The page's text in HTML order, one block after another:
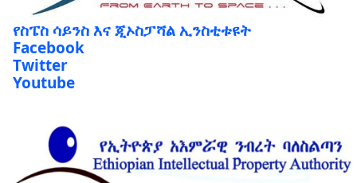
የስፔስ ሳይንስ እና ጂኦስፓሻል ኢንስቲቱዩት
Facebook
Twitter
Youtube